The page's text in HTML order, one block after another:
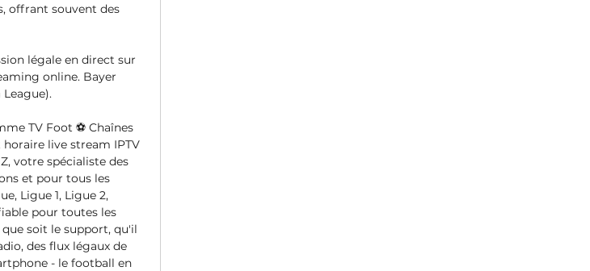
offrant souvent des
légale en direct sur
online. Bayer
TV Foot ⚽ Chaînes
live stream IPTV
votre spécialiste des
et pour tous les
Ligue 1, Ligue 2,
pour toutes les
soit le support, qu'il
des flux légaux de
- le football en